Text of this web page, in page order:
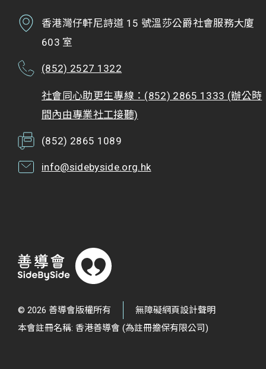
香港灣仔軒尼詩道 15 號溫莎公爵社會服務大廈
603 室
(852) 2527 1322
社會同心助更生專線：(852) 2865 1333 (辦公時
間內由專業社工接聽)
(852) 2865 1089
info@sidebyside.org.hk
© 2026 善導會版權所有
無障礙網頁設計聲明
本會註冊名稱: 香港善導會 (為註冊擔保有限公司)